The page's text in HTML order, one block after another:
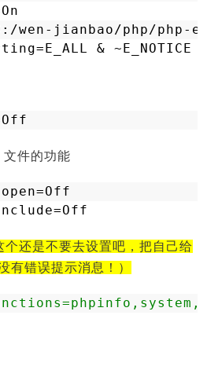
/wen-jianbao/php/php-
& ~E_NOTICE
件的功能
个还是不要去设置吧，把自己给
有错误提示消息！）